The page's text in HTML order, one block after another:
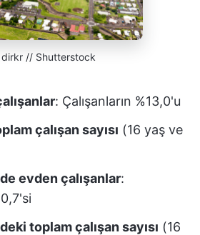
// Shutterstock
: Çalışanların %13,0'u
çalışan sayısı (16 yaş ve
evden çalışanlar:
toplam çalışan sayısı (16